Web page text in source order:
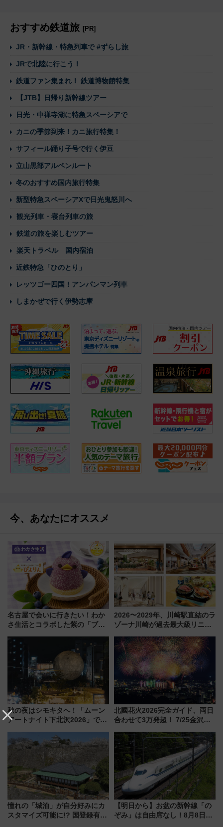
おすすめ鉄道旅 [PR]
JR・新幹線・特急列車で #ずらし旅
JRで北陸に行こう！
鉄道ファン集まれ！ 鉄道博物館特集
【JTB】日帰り新幹線ツアー
日光・中禅寺湖に特急スペーシアで
カニの季節到来！カニ旅行特集！
サフィール踊り子号で行く伊豆
立山黒部アルペンルート
冬のおすすめ国内旅行特集
新型特急スペーシアXで日光鬼怒川へ
観光列車・寝台列車の旅
鉄道の旅を楽しむツアー
楽天トラベル 国内宿泊
近鉄特急「ひのとり」
レッツゴー四国！アンパンマン列車
しまかぜで行く伊勢志摩
今、あなたにオススメ
名古屋で会いに行きたい！わか
さ生活とコラボした紫の「ブル
売
2026〜2029年、川崎駅直結のラ
ゾーナ川崎が過去最大級リニュ
「いつから何が変わるか」徹底
解説！
秋の夜はシモキタへ！「ムーン
アートナイト下北沢2026」でイ
を満喫しよう
北國花火2026完全ガイド、両日
合わせて3万発超！ 7/25金沢大
会の日程・アクセス・観覧席ま
とめ（石川県）
憧れの「城泊」が自分好みにカ
スタマイズ可能に!? 国登録有形
【明日から】お盆の新幹線「の
ぞみ」は自由席なし！8月8日午